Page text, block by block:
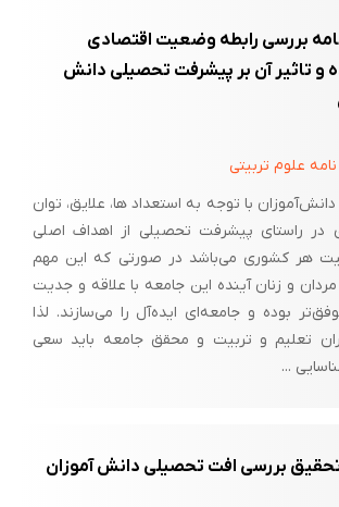
آموزان :
و تحلیل نتایج آن در کلاس ، مدرسه و منطقه
بوده به طوریکه این ضعف تحصیلی عدم توفیق
پایه تحصیلی را پدید می آورد و ثمره آن ناکامی و
و تکرار پایه منشا و آثار متعددی است و بعضا
آورد که نقش آنها را در متزلزل کردن سلامت دانش
آموزان نباید از نظر دور داشت . ( دکتر مصطفی عمادزاده – 1382 -
بررسی رابطه وضعیت اقتصادی
و تاثیر آن بر پیشرفت تحصیلی دانش
نامه علوم تربیتی
با توجه به استعداد ها، علایق، توان
در راستای پیشرفت تحصیلی از اهداف اصلی
هر کشوری می‌باشد در صورتی که این مهم
مردان و زنان آینده این جامعه با علاقه و جدیت
بوده و جامعه‌ای ایده‌آل را می‌سازند. لذا
تعلیم و تربیت و محقق جامعه باید سعی
...
بررسی افت تحصیلی دانش آموزان